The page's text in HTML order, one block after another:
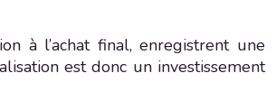
à l’achat final, enregistrent une
est donc un investissement